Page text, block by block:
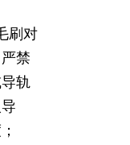
刷对
禁
轨